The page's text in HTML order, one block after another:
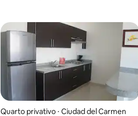
Quarto privativo ⋅ Ciudad del Carmen